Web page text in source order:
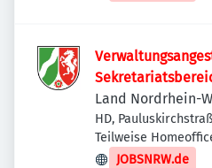
Land Nordrhein-
HD,
Deutschland
Teilweise
JOBSNRW.de